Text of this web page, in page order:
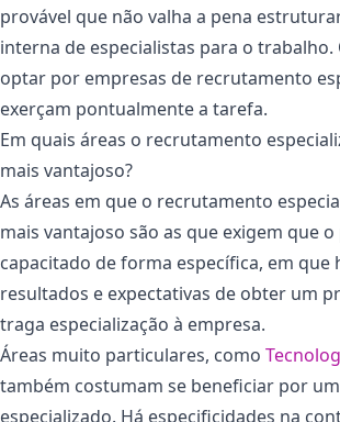
provável que não valha a pena
interna de especialistas para o trabalho.
optar por empresas de recrutamento
exerçam pontualmente a tarefa.
Em quais áreas o recrutamento
mais vantajoso?
As áreas em que o recrutamento
mais vantajoso são as que exigem que
capacitado de forma específica, em que
resultados e expectativas de obter um
traga especialização à empresa.
Áreas muito particulares, como
também costumam se beneficiar por
especializado. Há especificidades na